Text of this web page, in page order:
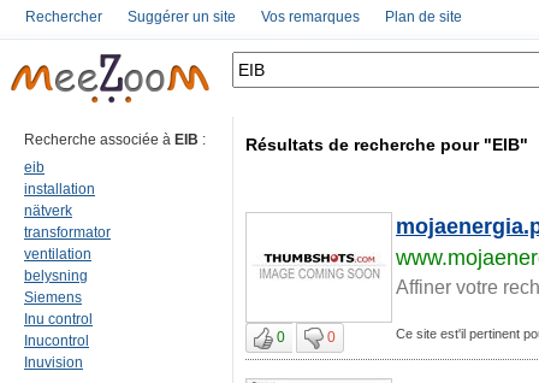
Rechercher Suggérer un site Vos remarques Plan de site
Recherche associée à EIB :
eib
installation
nätverk
transformator
ventilation
belysning
Siemens
Inu control
Inucontrol
Inuvision
Résultats de recherche pour "EIB"
Affiner votre
0 0 Ce site est'il pertinent